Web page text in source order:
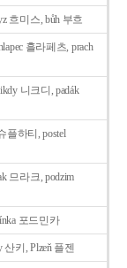
흐미스, bůh 부흐
흘라페츠, prach
니크디, padák
플하티, postel
므라크, podzim
포드민카
산키, Plzeň 플젠